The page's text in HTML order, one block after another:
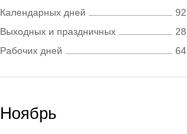
Календарных дней
92
Выходных и праздничных
28
Рабочих дней
64
Ноябрь